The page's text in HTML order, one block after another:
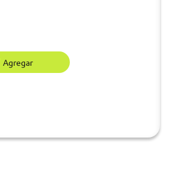
Agregar